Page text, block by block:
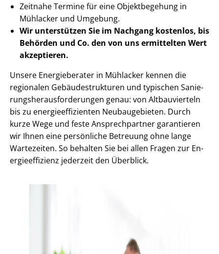
Zeitnahe Termine für eine Objektbegehung in
Mühlacker und Umgebung.
Wir unterstützen Sie im Nachgang kostenlos, bis
Behörden und Co. den von uns ermittelten Wert
akzeptieren.
Unsere Energieberater in Mühlacker kennen die
regionalen Ge­bäu­de­struk­tu­ren und typischen Sa­nie­
rungs­her­aus­for­de­run­gen genau: von Altbauvierteln
bis zu en­er­gie­ef­fi­zi­en­ten Neubaugebieten. Durch
kurze Wege und feste Ansprechpartner garantieren
wir Ihnen eine persönliche Betreuung ohne lange
Wartezeiten. So behalten Sie bei allen Fragen zur En­
er­gie­ef­fi­zi­enz jederzeit den Überblick.